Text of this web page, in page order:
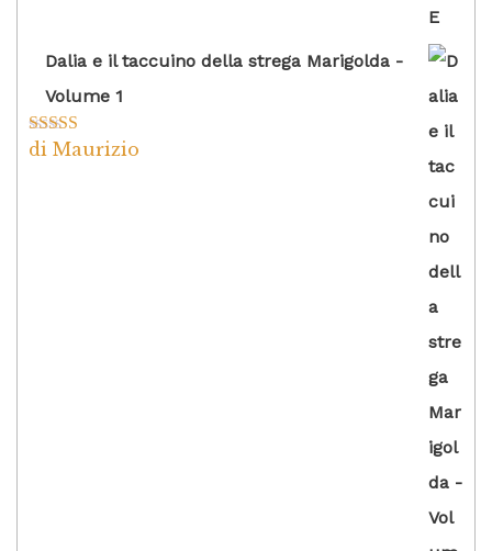
Dalia e il taccuino della strega Marigolda -
Volume 1
Valutato4
di Maurizio